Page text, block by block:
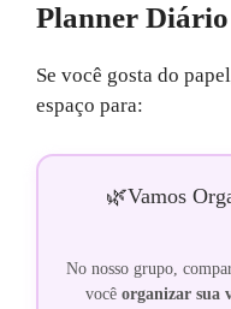
Planner
Se você gosta do
espaço para:
🌿Vamos
No nosso grupo,
você organizar sua